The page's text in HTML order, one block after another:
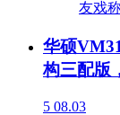
华硕
构三配版
5 08.03